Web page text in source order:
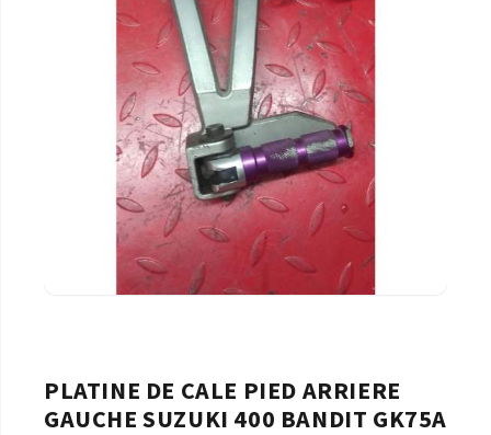
PLATINE DE CALE PIED ARRIERE
GAUCHE SUZUKI 400 BANDIT GK75A